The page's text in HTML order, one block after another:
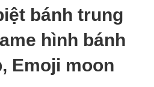
bánh trung
hình bánh
Emoji moon